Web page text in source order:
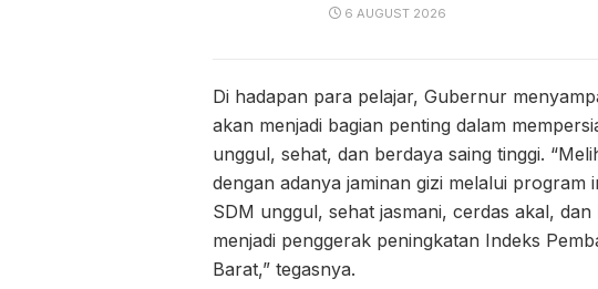
6 AUGUST 2026
Di hadapan para pelajar, Gubernur
akan menjadi bagian penting dalam
unggul, sehat, dan berdaya saing tinggi.
dengan adanya jaminan gizi melalui program
SDM unggul, sehat jasmani, cerdas akal,
menjadi penggerak peningkatan Indeks
Barat,” tegasnya.